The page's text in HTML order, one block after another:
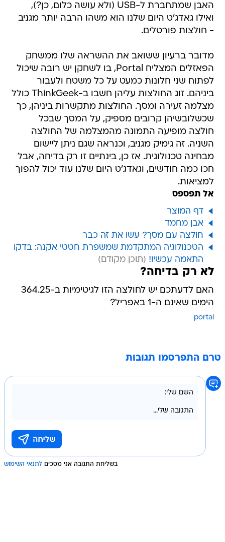
האבן שמתחברת ל-USB (ולא עושה כלום, כן?),
ואילו גאדג'ט היום שלנו הוא משהו הרבה יותר מגניב
- חולצות פורטלים.
מדובר ברעיון ששואב את ההשראה שלו ממשחק
הפאזלים המצליח Portal, בו לשחקן יש רובה שיכול
לפתוח שני חלונות כמעט על כל משטח ולעבור
ביניהם. זוג החולצות עליהן חשבו ב-ThinkGeek כולל
מצלמה זעירה ומסך. החולצות מתקשרות ביניהן, כך
שכשלובשיהן קרובים מספיק, על המסך שבכל
חולצה מופיעה התמונה מהמצלמה של החולצה
השניה. זה גימיק מגניב, וכנראה שגם ניתן ליישום
מבחינה טכנולוגית. אז כן, בינתיים זו רק בדיחה, אבל
חכו כמה חודשים, וגאדג'ט היום שלנו עוד יכול להפוך
למציאות.
אל תפספס
דף המוצר
אבן מחמד
חולצה עם מסך? עשו את זה כבר
הטכנולוגיה המתקדמת שמשפרת חטטי אקנה: בדקו
התאמה עכשיו!
לא רק בדיחה?
האם לדעתכם יש לחולצה הזו לגיטימיות ב-364.25
הימים שאינם ה-1 באפריל?
portal
טרם התפרסמו תגובות
בשליחת התגובה אני מסכים לתנאי השימוש